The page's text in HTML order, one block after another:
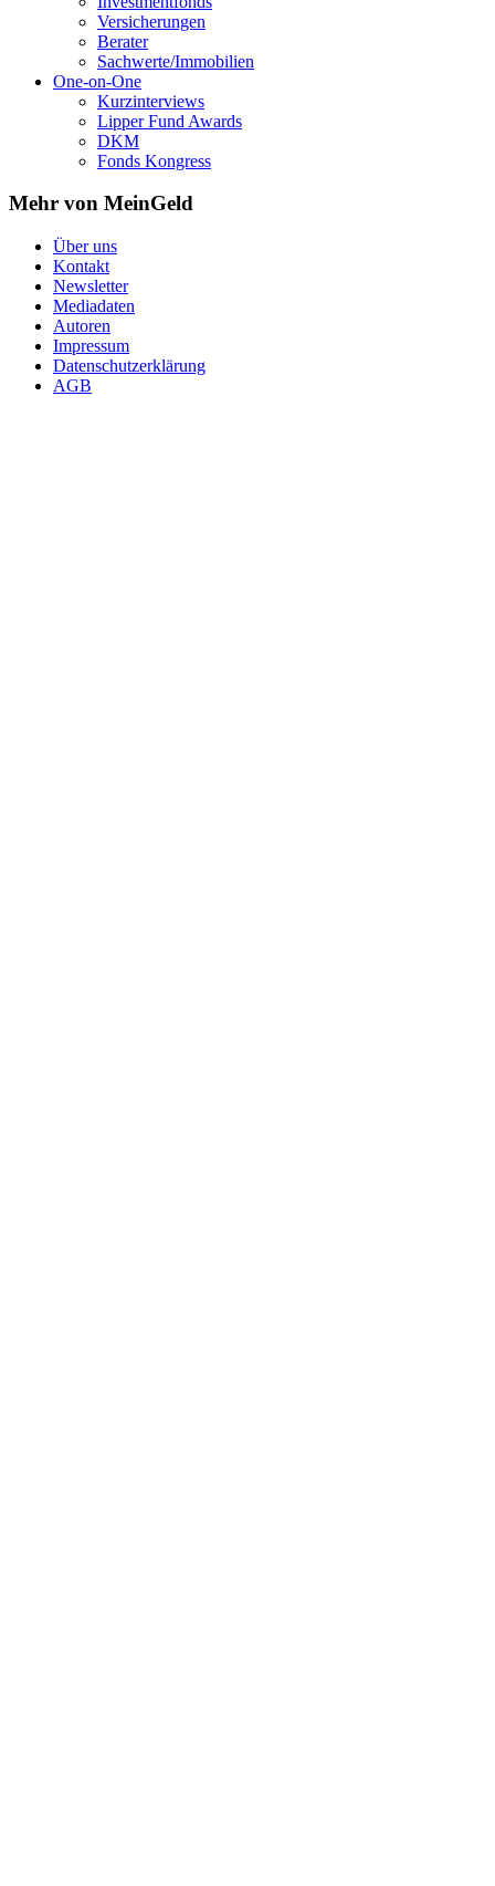
Versicherungen
Berater
Sachwerte/Immobilien
One-on-One
Kurzinterviews
Lipper Fund Awards
DKM
Fonds Kongress
Mehr von MeinGeld
Über uns
Kontakt
Newsletter
Mediadaten
Autoren
Impressum
Datenschutzerklärung
AGB